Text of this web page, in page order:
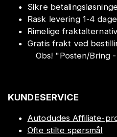
Sikre
Rask levering 1-4
Rimelige
Gratis frakt ved
Obs! "Posten/Bring
KUNDESERVICE
Autodudes Affiliate-
Ofte stilte spørsmål